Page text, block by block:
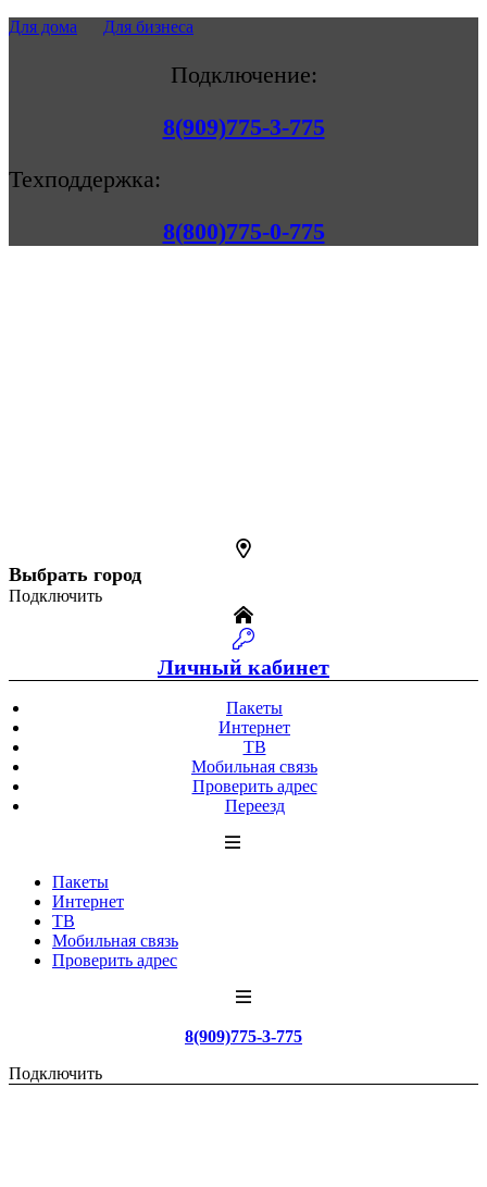
Для дома Для бизнеса
Подключение:
8(909)775-3-775
Техподдержка:
8(800)775-0-775
Выбрать город
Подключить
Личный кабинет
Пакеты
Интернет
ТВ
Мобильная связь
Проверить адрес
Переезд
Пакеты
Интернет
ТВ
Мобильная связь
Проверить адрес
8(909)775-3-775
Подключить